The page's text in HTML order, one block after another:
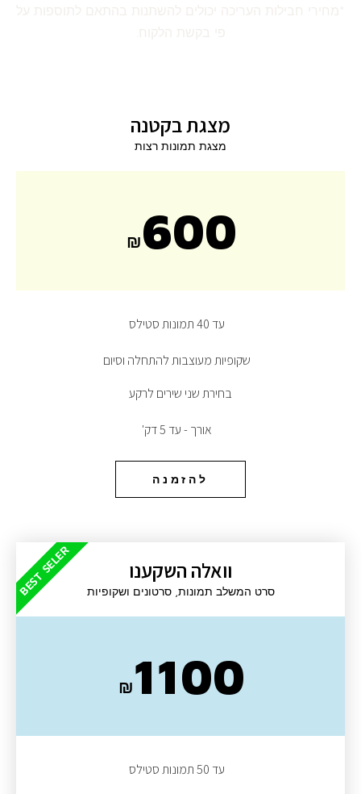
מצגת בקטנה
מצגת תמונות רצות
₪600
עד 40 תמונות סטילס
שקופיות מעוצבות להתחלה וסיום
בחירת שני שירים לרקע
אורך - עד 5 דק'
להזמנה
וואלה השקענו
סרט המשלב תמונות, סרטונים ושקופיות
₪1100
עד 50 תמונות סטילס
BEST SELER